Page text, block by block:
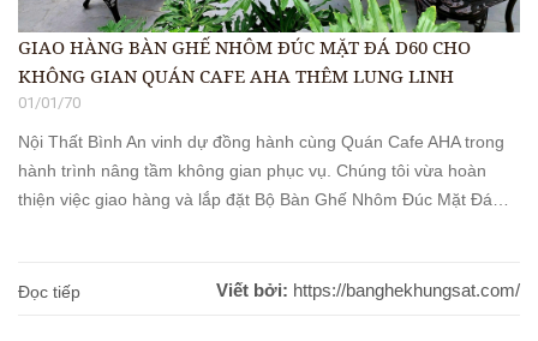
GIAO HÀNG BÀN GHẾ NHÔM ĐÚC MẶT ĐÁ D60 CHO
KHÔNG GIAN QUÁN CAFE AHA THÊM LUNG LINH
01/01/70
Nội Thất Bình An vinh dự đồng hành cùng Quán Cafe AHA trong
hành trình nâng tầm không gian phục vụ. Chúng tôi vừa hoàn
thiện việc giao hàng và lắp đặt Bộ Bàn Ghế Nhôm Đúc Mặt Đá
Đọc tiếp
Viết bởi: https://banghekhungsat.com/